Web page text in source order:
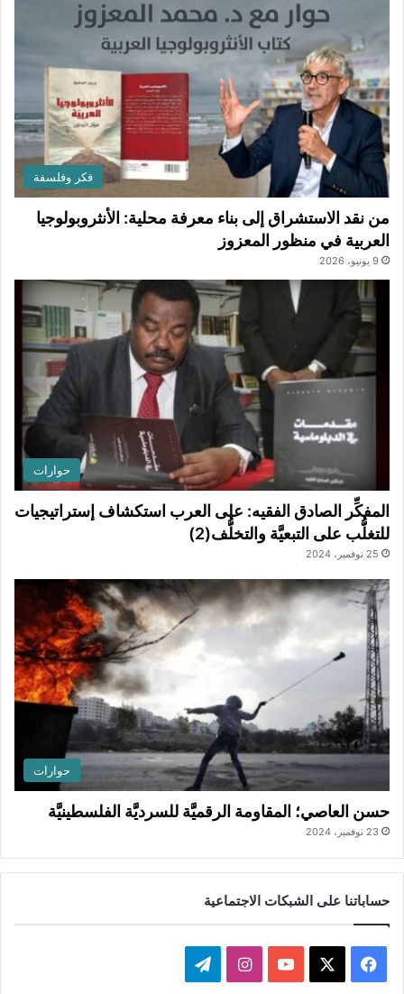
فكر وفلسفة
من نقد الاستشراق إلى بناء معرفة محلية: الأنثروبولوجيا
العربية في منظور المعزوز
9 يونيو، 2026
حوارات
المفكِّر الصادق الفقيه: على العرب استكشاف إستراتيجيات
للتغلُّب على التبعيَّة والتخلُّف(2)
25 نوفمبر، 2024
حوارات
حسن العاصي؛ المقاومة الرقميَّة للسرديَّة الفلسطينيَّة
23 نوفمبر، 2024
حساباتنا على الشبكات الاجتماعية